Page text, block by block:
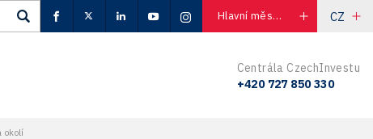
Hlavní město Praha CZ
Centrála CzechInvestu
+420 727 850 330
okolí